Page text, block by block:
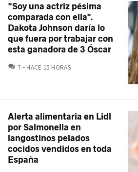
"Soy una actriz pésima
comparada con ella".
Dakota Johnson daría lo
que fuera por trabajar con
esta ganadora de 3 Óscar
7 COMENTARIOS
HACE 15 HORAS
Alerta alimentaria en Lidl
por Salmonella en
langostinos pelados
cocidos vendidos en toda
España